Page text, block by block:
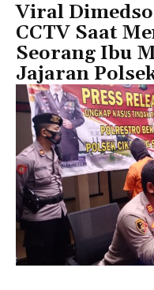
Viral
CCTV Saat
Seorang Ibu
Jajaran